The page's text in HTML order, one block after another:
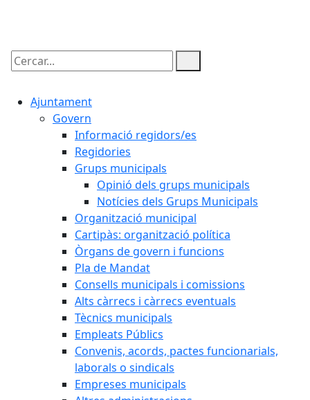
Cercar:
Ajuntament
Govern
Informació regidors/es
Regidories
Grups municipals
Opinió dels grups municipals
Notícies dels Grups Municipals
Organització municipal
Cartipàs: organització política
Òrgans de govern i funcions
Pla de Mandat
Consells municipals i comissions
Alts càrrecs i càrrecs eventuals
Tècnics municipals
Empleats Públics
Convenis, acords, pactes funcionarials,
laborals o sindicals
Empreses municipals